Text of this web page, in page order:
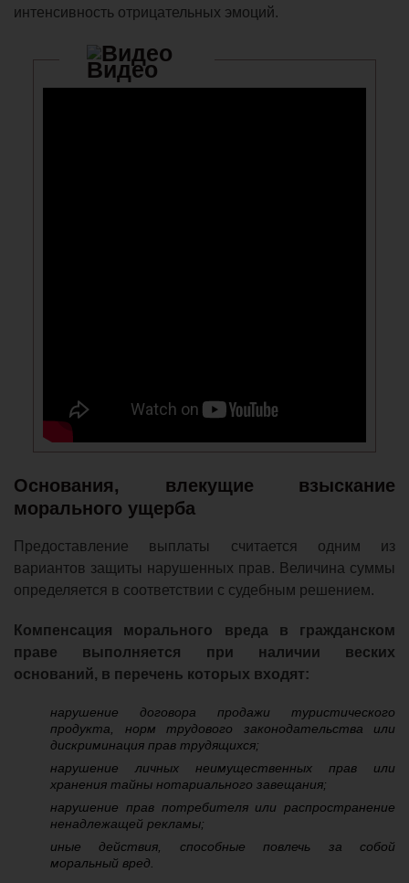
интенсивность отрицательных эмоций.
Видео
Основания, влекущие взыскание
морального ущерба
Предоставление выплаты считается одним из
вариантов защиты нарушенных прав. Величина суммы
определяется в соответствии с судебным решением.
Компенсация морального вреда в гражданском
праве выполняется при наличии веских
оснований, в перечень которых входят:
нарушение договора продажи туристического
продукта, норм трудового законодательства или
дискриминация прав трудящихся;
нарушение личных неимущественных прав или
хранения тайны нотариального завещания;
нарушение прав потребителя или распространение
ненадлежащей рекламы;
иные действия, способные повлечь за собой
моральный вред.